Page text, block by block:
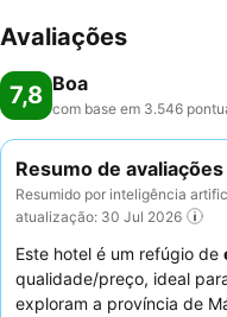
Avaliações
7,8 Boa
com base em 3.546
Resumo de avaliações
Resumido por inteligência
atualização: 30 Jul 2026
Este hotel é um refúgio de
qualidade/preço, ideal
exploram a província de